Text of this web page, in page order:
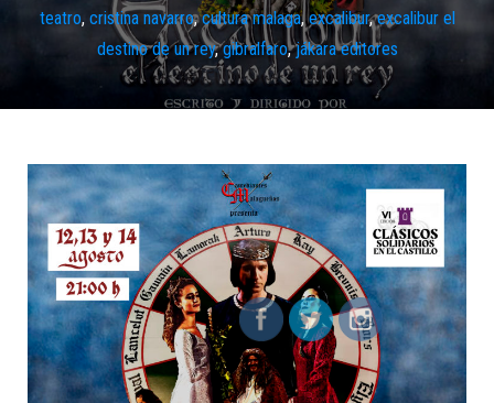
teatro, cristina navarro,cultura malaga,excalibur,excalibur el
destino de un rey,gibralfaro,jákara editores